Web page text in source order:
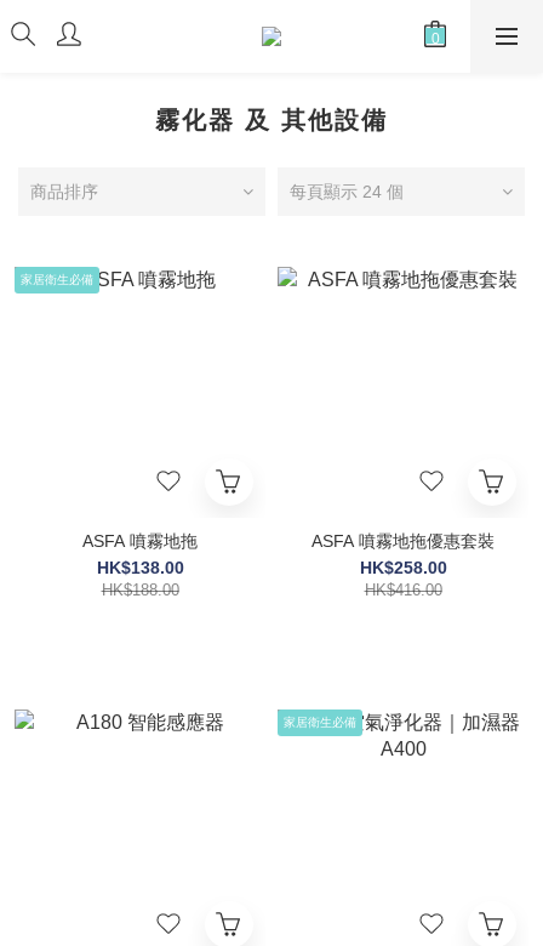
霧化器 及 其他設備
商品排序 每頁顯示 24 個
家居衛生必備
ASFA 噴霧地拖
HK$138.00
HK$188.00
ASFA 噴霧地拖優惠套裝
HK$258.00
HK$416.00
家居衛生必備